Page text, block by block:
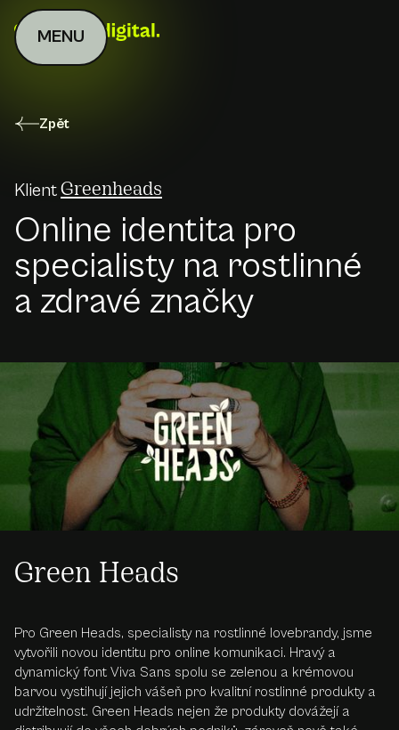
MENU
Zpět
Klient Greenheads
Online identita pro
specialisty na rostlinné
a zdravé značky
Green Heads
Pro Green Heads, specialisty na rostlinné lovebrandy, jsme
vytvořili novou identitu pro online komunikaci. Hravý a
dynamický font Viva Sans spolu se zelenou a krémovou
barvou vystihují jejich vášeň pro kvalitní rostlinné produkty a
udržitelnost. Green Heads nejen že produkty dovážejí a